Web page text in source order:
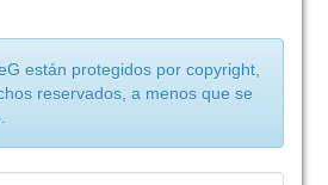
están protegidos por copyright,
reservados, a menos que se